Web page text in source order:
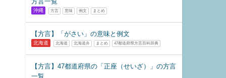
沖縄 方言 意味 例文 まとめ
【方言】「がさい」の意味と例文
北海道 北海道 北海道弁 まとめ 47都道府県方言百科辞典
【方言】47都道府県の「正座（せいざ）」の方言
一覧